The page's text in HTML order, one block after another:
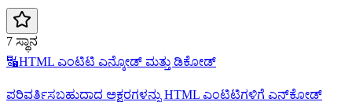
7 ಸ್ಥಾನ
🔣HTML ಎಂಟಿಟಿ ಎನ್ಕೋಡ್‌ ಮತ್ತು ಡಿಕೋಡ್
ಪರಿವರ್ತಿಸಬಹುದಾದ ಅಕ್ಷರಗಳನ್ನು HTML ಎಂಟಿಟಿಗಳಿಗೆ ಎನ್‌ಕೋಡ್